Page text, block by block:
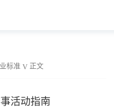
标准 正文
活动指南